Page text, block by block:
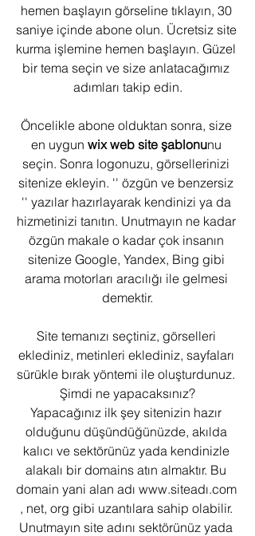
hemen başlayın görseline tıklayın, 30
saniye içinde abone olun. Ücretsiz site
kurma işlemine hemen başlayın. Güzel
bir tema seçin ve size anlatacağımız
adımları takip edin.
Öncelikle abone olduktan sonra, size
en uygun wix web site şablonunu
seçin. Sonra logonuzu, görsellerinizi
sitenize ekleyin. '' özgün ve benzersiz
'' yazılar hazırlayarak kendinizi ya da
hizmetinizi tanıtın. Unutmayın ne kadar
özgün makale o kadar çok insanın
sitenize Google, Yandex, Bing gibi
arama motorları aracılığı ile gelmesi
demektir.
Site temanızı seçtiniz, görselleri
eklediniz, metinleri eklediniz, sayfaları
sürükle bırak yöntemi ile oluşturdunuz.
Şimdi ne yapacaksınız?
Yapacağınız ilk şey sitenizin hazır
olduğunu düşündüğünüzde, akılda
kalıcı ve sektörünüz yada kendinizle
alakalı bir domains atın almaktır. Bu
domain yani alan adı www.siteadı.com
, net, org gibi uzantılara sahip olabilir.
Unutmayın site adını sektörünüz yada